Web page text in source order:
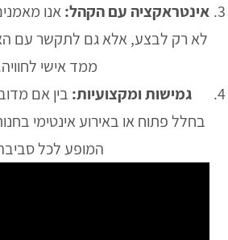
אינטראקציה עם הקהל:אנו
לא רק לבצע, אלא גם לתקשר עם
ממד אישי
גמישות ומקצועיות: בין אם
בחלל פתוח או באירוע אינטימי
המופע לכל